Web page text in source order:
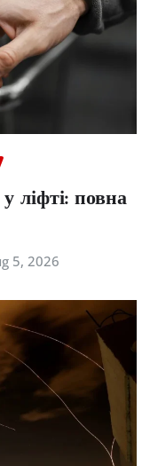
ліфті: повна
5, 2026